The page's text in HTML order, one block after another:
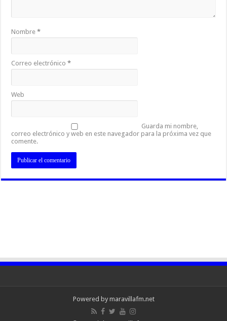
Nombre*
Correo electrónico*
Web
Guarda mi nombre,
correo electrónico y web en este navegador para la próxima vez que
comente.
Powered by maravillafm.net